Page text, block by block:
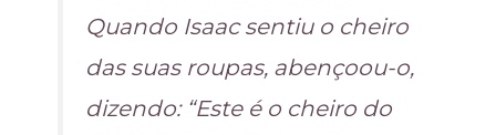
Quando Isaac sentiu o cheiro
das suas roupas, abençoou-o,
dizendo: “Este é o cheiro do